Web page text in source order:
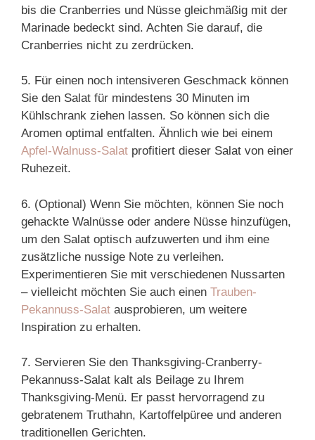
bis die Cranberries und Nüsse gleichmäßig mit der
Marinade bedeckt sind. Achten Sie darauf, die
Cranberries nicht zu zerdrücken.
5. Für einen noch intensiveren Geschmack können
Sie den Salat für mindestens 30 Minuten im
Kühlschrank ziehen lassen. So können sich die
Aromen optimal entfalten. Ähnlich wie bei einem
Apfel-Walnuss-Salat profitiert dieser Salat von einer
Ruhezeit.
6. (Optional) Wenn Sie möchten, können Sie noch
gehackte Walnüsse oder andere Nüsse hinzufügen,
um den Salat optisch aufzuwerten und ihm eine
zusätzliche nussige Note zu verleihen.
Experimentieren Sie mit verschiedenen Nussarten
– vielleicht möchten Sie auch einen Trauben-
Pekannuss-Salat ausprobieren, um weitere
Inspiration zu erhalten.
7. Servieren Sie den Thanksgiving-Cranberry-
Pekannuss-Salat kalt als Beilage zu Ihrem
Thanksgiving-Menü. Er passt hervorragend zu
gebratenem Truthahn, Kartoffelpüree und anderen
traditionellen Gerichten.